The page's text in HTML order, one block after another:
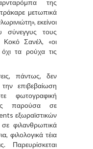
της
μετωπικά
εκείνοι
τους
Σανέλ, «οι
τα ρούχα τις
πάντως, δεν
επιβεβαίωση
φωτογραφική
παρούσα σε
εξωραϊστικών
σε φιλανθρωπικά
φιλολογικά τέια
Παρευρίσκεται